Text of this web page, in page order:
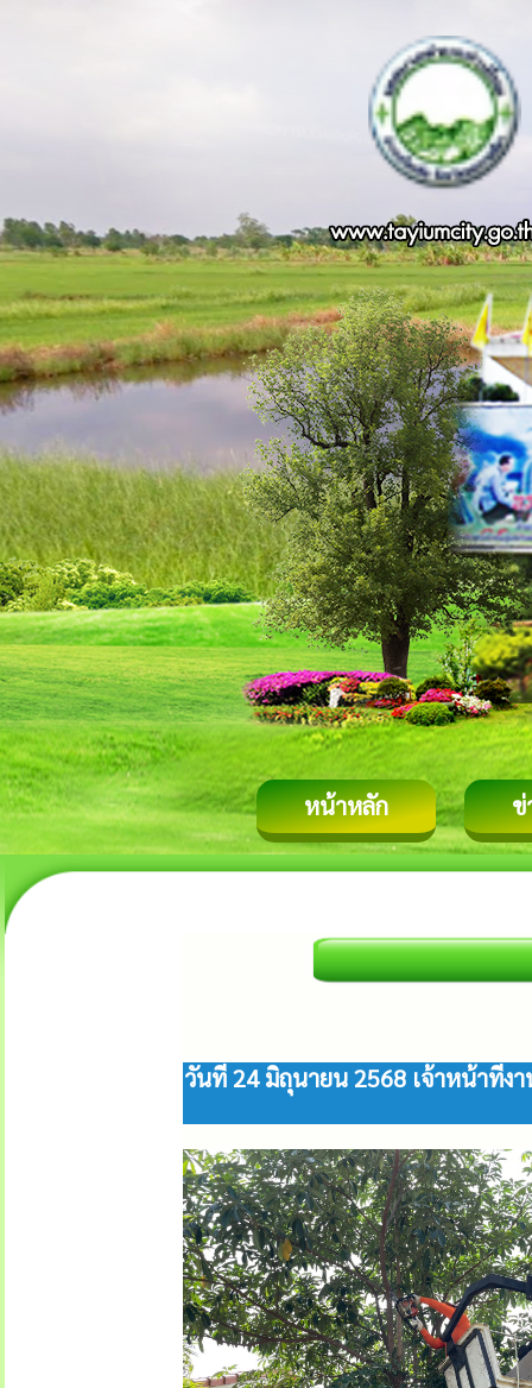
หน้าหลัก ข่
วันที่ 24 มิถุนายน 2568 เจ้าหน้าที่ง